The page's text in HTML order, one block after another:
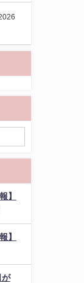
】
】
が